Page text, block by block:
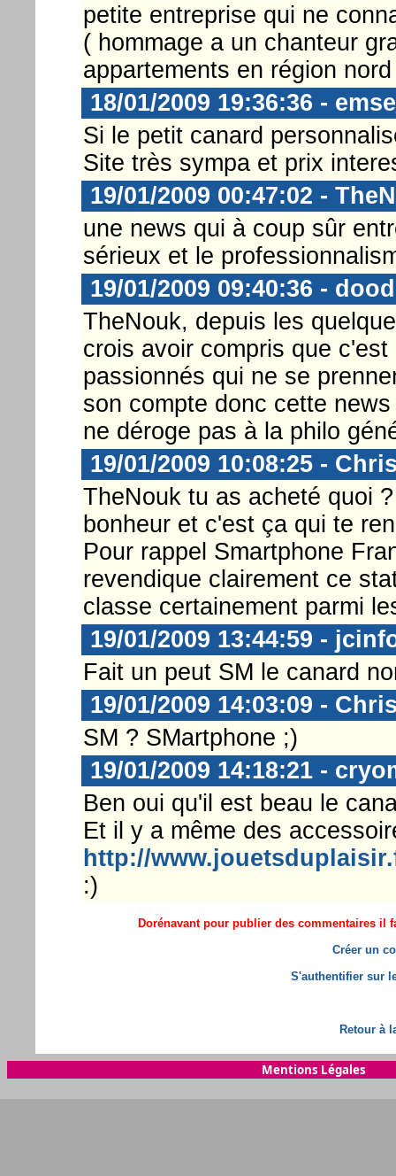
petite entreprise qui ne
( hommage a un chanteur
appartements en région
18/01/2009 19:36:36 -
Si le petit canard
Site très sympa et prix
19/01/2009 00:47:02 -
une news qui à coup sûr
sérieux et le
19/01/2009 09:40:36 -
TheNouk, depuis les
crois avoir compris que
passionnés qui ne se
son compte donc cette
ne déroge pas à la philo
19/01/2009 10:08:25 -
TheNouk tu as acheté quoi
bonheur et c'est ça qui te
Pour rappel Smartphone
revendique clairement ce
classe certainement parmi
19/01/2009 13:44:59 -
Fait un peut SM le canard
19/01/2009 14:03:09 -
SM ? SMartphone ;)
19/01/2009 14:18:21 -
Ben oui qu'il est beau le
Et il y a même des
http://
:)
Dorénavant pour publier des commentaires il
Créer un
S'authentifier sur
Retour à
Mentions Légales